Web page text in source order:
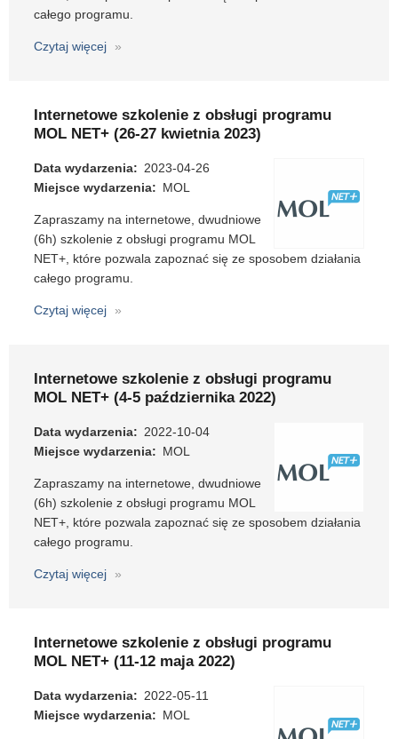
całego programu.
Czytaj więcej
o
obsługi
programu
MOL
NET+
5
października
2023)
Internetowe szkolenie z obsługi programu
MOL NET+ (26-27 kwietnia 2023)
Data wydarzenia
2023-04-26
Miejsce wydarzenia
MOL
Zapraszamy na internetowe, dwudniowe
(6h) szkolenie z obsługi programu MOL
NET+, które pozwala zapoznać się ze sposobem działania
całego programu.
Czytaj więcej
o
obsługi
programu
MOL
NET+
27
kwietnia
2023)
Internetowe szkolenie z obsługi programu
MOL NET+ (4-5 października 2022)
Data wydarzenia
2022-10-04
Miejsce wydarzenia
MOL
Zapraszamy na internetowe, dwudniowe
(6h) szkolenie z obsługi programu MOL
NET+, które pozwala zapoznać się ze sposobem działania
całego programu.
Czytaj więcej
o
obsługi
programu
MOL
NET+
Internetowe szkolenie z obsługi programu
MOL NET+ (11-12 maja 2022)
Data wydarzenia
2022-05-11
Miejsce wydarzenia
MOL